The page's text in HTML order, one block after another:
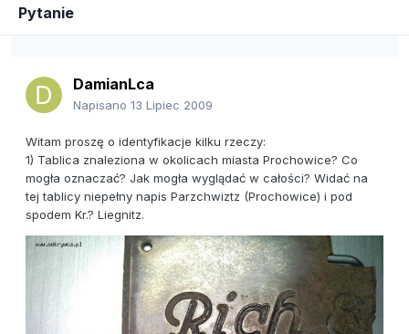
Pytanie
DamianLca
Napisano 13 Lipiec 2009
Witam proszę o identyfikacje kilku rzeczy:
1) Tablica znaleziona w okolicach miasta Prochowice? Co
mogła oznaczać? Jak mogła wyglądać w całości? Widać na
tej tablicy niepełny napis Parzchwiztz (Prochowice) i pod
spodem Kr.? Liegnitz.